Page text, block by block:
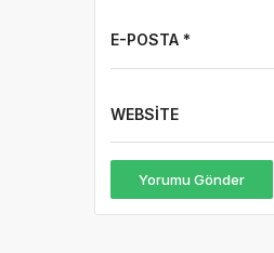
E-POSTA *
WEBSITE
Yorumu Gönder